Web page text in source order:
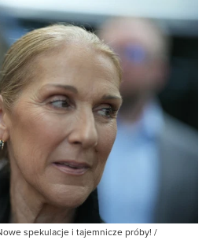
spekulacje i tajemnicze próby! /